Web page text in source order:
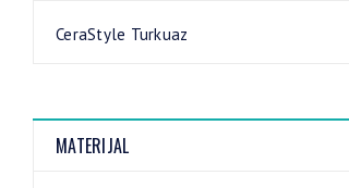
CeraStyle Turkuaz
MATERIJAL